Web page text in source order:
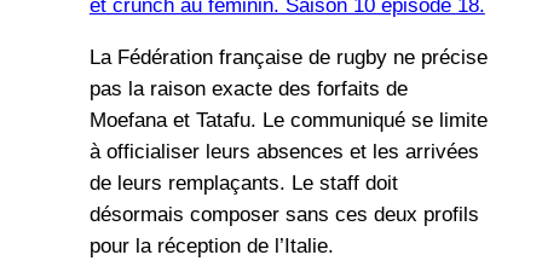
et crunch au féminin. Saison 10 épisode 18.
La Fédération française de rugby ne précise
pas la raison exacte des forfaits de
Moefana et Tatafu. Le communiqué se limite
à officialiser leurs absences et les arrivées
de leurs remplaçants. Le staff doit
désormais composer sans ces deux profils
pour la réception de l’Italie.